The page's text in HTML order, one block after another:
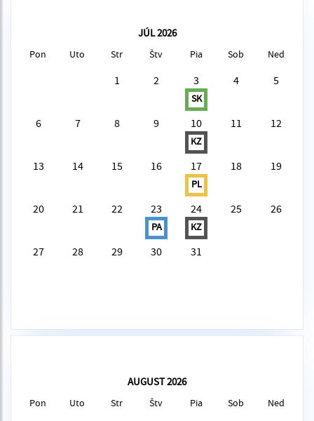
JÚL 2026
Pon Uto Str Štv Pia Sob Ned
1 2 3
SK
4 5
6 7 8 9 10
KZ
11 12
13 14 15 16 17
PL
18 19
20 21 22 23
PA
24
KZ
25 26
27 28 29 30 31
AUGUST 2026
Pon Uto Str Štv Pia Sob Ned